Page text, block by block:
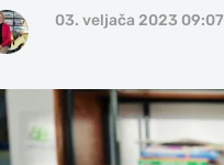
03. veljača 2023 09:07